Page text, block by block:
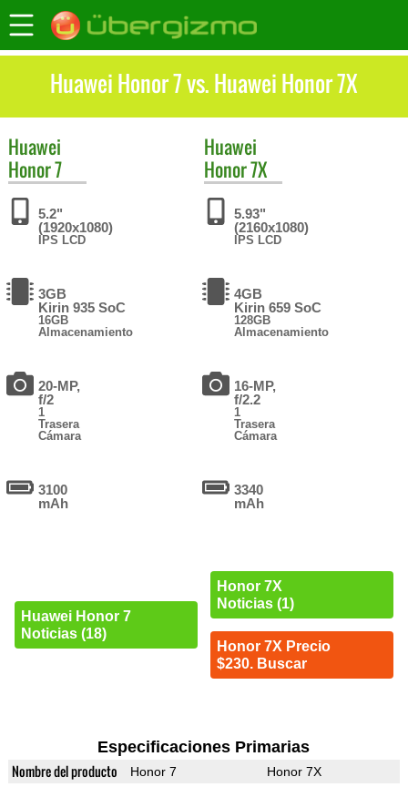
Huawei Honor 7 vs. Huawei Honor 7X
Huawei
Honor 7
5.2"
(1920x1080)
IPS LCD
3GB
Kirin 935 SoC
16GB
Almacenamiento
20-MP,
f/2
1
Trasera
Cámara
3100
mAh
Huawei Honor 7
Noticias (18)
Huawei
Honor 7X
5.93"
(2160x1080)
IPS LCD
4GB
Kirin 659 SoC
128GB
Almacenamiento
16-MP,
f/2.2
1
Trasera
Cámara
3340
mAh
Honor 7X
Noticias (1)
Honor 7X Precio
$230. Buscar
Especificaciones Primarias
Nombre del producto Honor 7 Honor 7X